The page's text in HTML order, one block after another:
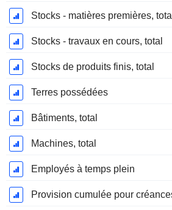
Stocks - matières premières, total
Stocks - travaux en cours, total
Stocks de produits finis, total
Terres possédées
Bâtiments, total
Machines, total
Employés à temps plein